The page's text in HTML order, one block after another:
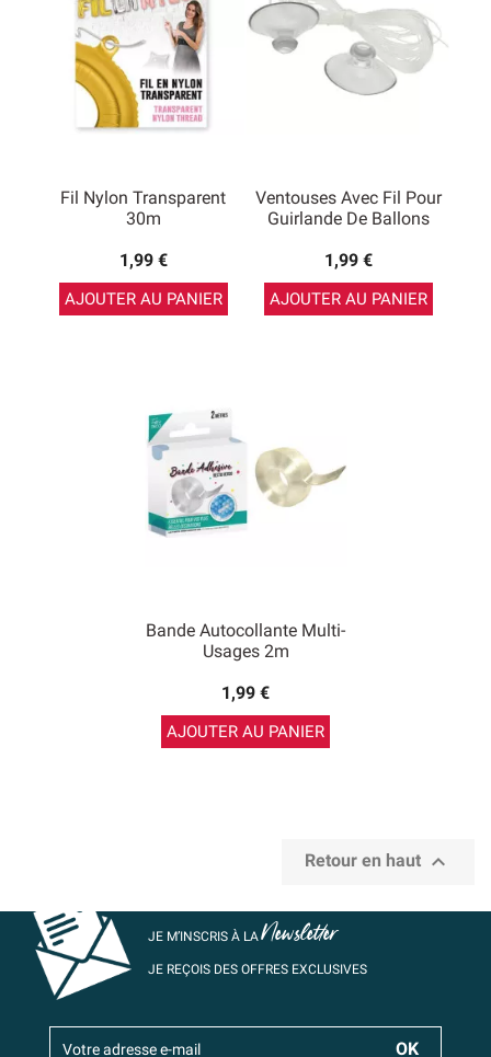
Fil Nylon Transparent
30m
1,99 €
AJOUTER AU PANIER
Ventouses Avec Fil Pour
Guirlande De Ballons
1,99 €
AJOUTER AU PANIER
Bande Autocollante Multi-
Usages 2m
1,99 €
AJOUTER AU PANIER
Retour en haut 
JE M’INSCRIS À LANewsletter
JE REÇOIS DES OFFRES EXCLUSIVES